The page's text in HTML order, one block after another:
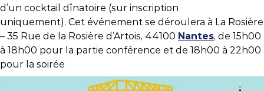
d’un cocktail dînatoire (sur inscription
uniquement). Cet événement se déroulera à La Rosière
– 35 Rue de la Rosière d’Artois, 44100 Nantes, de 15h00
à 18h00 pour la partie conférence et de 18h00 à 22h00
pour la soirée